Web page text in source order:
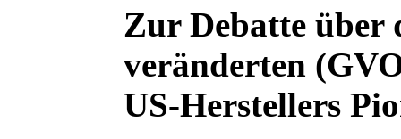
Zur Debatte über
veränderten
US-Herstellers